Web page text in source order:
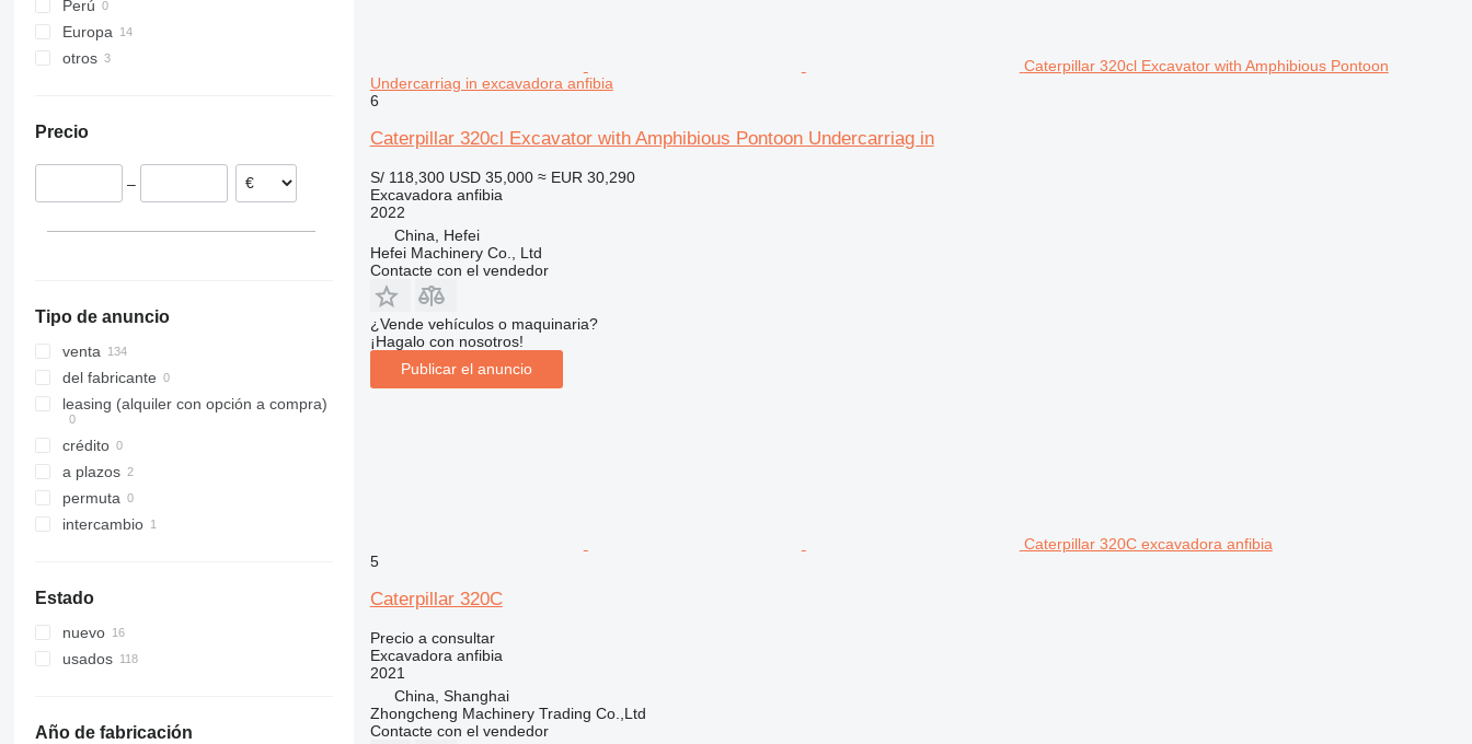
Perú
Europa
Alemania
Bélgica
otros
Precio
–
Tipo de anuncio
venta
del fabricante
leasing (alquiler con opción a compra)
crédito
a plazos
permuta
intercambio
Estado
nuevo
usados
Año de fabricación
Caterpillar 320cl Excavator with Amphibious Pontoon
Undercarriag in excavadora anfibia
6
Caterpillar 320cl Excavator with Amphibious Pontoon Undercarriag in
S/ 118,300 USD 35,000 ≈ EUR 30,290
Excavadora anfibia
2022
China, Hefei
Hefei Machinery Co., Ltd
Contacte con el vendedor
¿Vende vehículos o maquinaria?
¡Hagalo con nosotros!
Publicar el anuncio
Caterpillar 320C excavadora anfibia
5
Caterpillar 320C
Precio a consultar
Excavadora anfibia
2021
China, Shanghai
Zhongcheng Machinery Trading Co.,Ltd
Contacte con el vendedor